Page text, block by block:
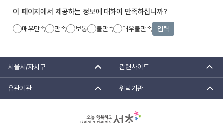
이 페이지에서 제공하는 정보에 대하여 만족하십니까?
매우만족 만족 보통 불만족 매우불만족 입력
서울시/자치구 관련사이트
유관기관 위탁기관